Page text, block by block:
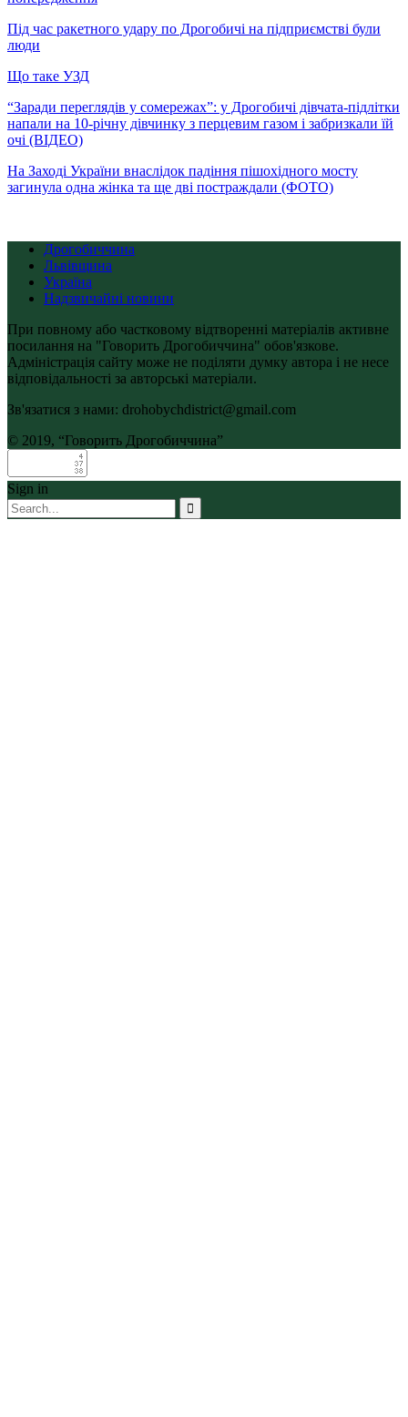
Під час ракетного удару по Дрогобичі на підприємстві були
люди
Що таке УЗД
“Заради переглядів у сомережах”: у Дрогобичі дівчата-підлітки
напали на 10-річну дівчинку з перцевим газом і забризкали їй
очі (ВІДЕО)
На Заході України внаслідок падіння пішохідного мосту
загинула одна жінка та ще дві постраждали (ФОТО)
Дрогобиччина
Львівщина
Україна
Надзвичайні новини
При повному або частковому відтворенні матеріалів активне
посилання на "Говорить Дрогобиччина" обов'язкове.
Адміністрація сайту може не поділяти думку автора і не несе
відповідальності за авторські матеріали.
Зв'язатися з нами: drohobychdistrict@gmail.com
© 2019, “Говорить Дрогобиччина”
Sign in